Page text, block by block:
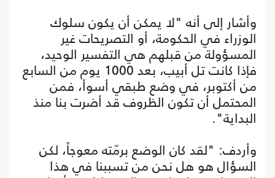
وأشار إلى أنه "لا يمكن أن يكون سلوك
الوزراء في الحكومة، أو التصريحات غير
المسؤولة من قبلهم هي التفسير الوحيد،
فإذا كانت تل أبيب، بعد 1000 يوم من السابع
من أكتوبر، في وضع طبقي أسوأ، فمن
المحتمل أن تكون الظروف قد أضرت بنا منذ
البداية".
وأردف: "لقد كان الوضع برمّته معوجاً، لكن
السؤال هو هل نحن من تسببنا في هذا